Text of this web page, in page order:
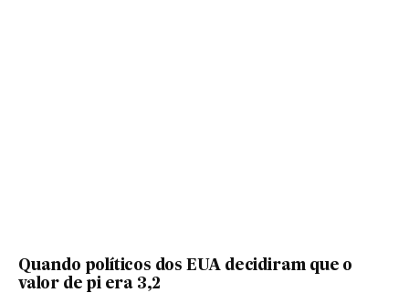
Quando políticos dos EUA decidiram que o
valor de pi era 3,2